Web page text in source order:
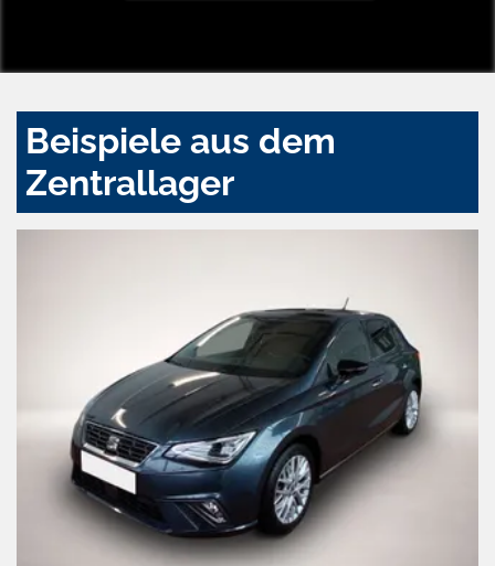
Beispiele aus dem
Zentrallager